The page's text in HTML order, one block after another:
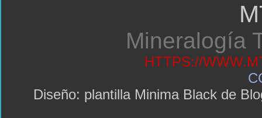
Mineralogía
HTTPS://
Diseño: plantilla Minima Black de